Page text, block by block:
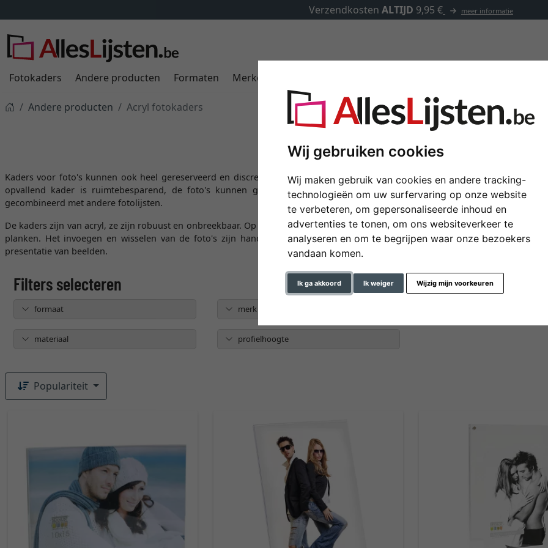
Wij gebruiken cookies
Wij maken gebruik van cookies en andere tracking-
technologieën om uw surfervaring op onze website
te verbeteren, om gepersonaliseerde inhoud en
advertenties te tonen, om ons websiteverkeer te
analyseren en om te begrijpen waar onze bezoekers
vandaan komen.
Ik ga akkoord Ik weiger Wijzig mijn voorkeuren
✓500.000
Fotokaders Andere producten Formaten Merken
Andere producten Acryl fotokaders
Acryl fotokaders
Kaders voor foto's kunnen ook heel gereserveerd en discreet zijn. Het ontwerp van acryl fotolijsten is gebaseerd op een
opvallend kader is ruimtebesparend, de foto's kunnen gemakkelijk worden meegenomen, bijvoorbeeld op reizen. Ze
gecombineerd met andere fotolijsten.
De kaders zijn van acryl, ze zijn robuust en onbreekbaar. Op deze manier kunnen blessures worden uitgesloten. De fotolijstjes
planken. Het invoegen en wisselen van de foto's zijn handig en heel eenvoudig. De fotolijstjes van acryl zijn ook duidelijk
presentatie van beelden.
formaat merk
materiaal profielhoogte
Populariteit